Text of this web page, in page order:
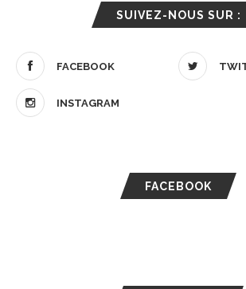
SUIVEZ-NOUS SUR :
FACEBOOK
INSTAGRAM
FACEBOOK